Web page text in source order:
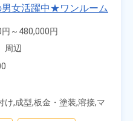
女活躍中★ワンルーム
料駐車場あり！赴任旅
日払いあり！土日休
福岡県京都郡苅田町》
～480,000円
円
周辺
け,成型,板金・塗装,溶接,マ